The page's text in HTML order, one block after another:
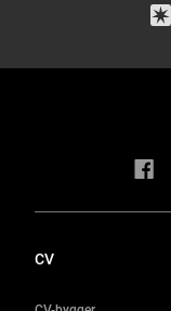
CV